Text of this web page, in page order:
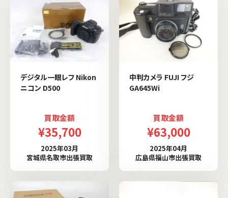
デジタル一眼レフ Nikon
ニコン D500
買取金額
¥35,700
2025年03月
宮城県名取市出張買取
中判カメラ FUJI フジ
GA645Wi
買取金額
¥63,000
2025年04月
広島県福山市出張買取